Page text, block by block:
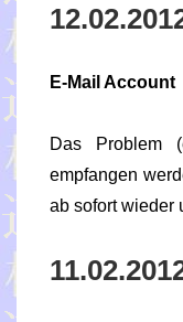
E-Mail Account
Das Problem
empfangen
ab sofort wieder